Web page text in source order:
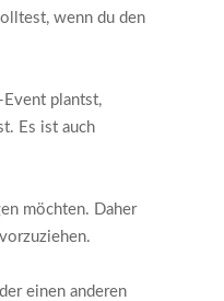
wenn du den
plantst,
Es ist auch
möchten. Daher
einen anderen